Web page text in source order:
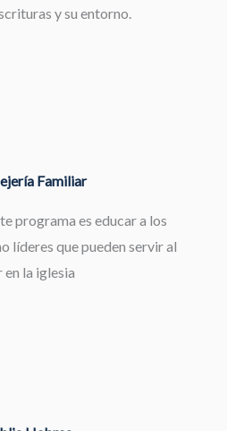
y su entorno.
Familiar
programa es educar a los
líderes que pueden servir al
la iglesia